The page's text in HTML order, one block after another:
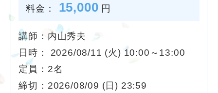
料金： 15,000 円
講師：内山秀夫
日時： 2026/08/11 (火) 10:00～13:00
定員：2名
締切：2026/08/09 (日) 23:59